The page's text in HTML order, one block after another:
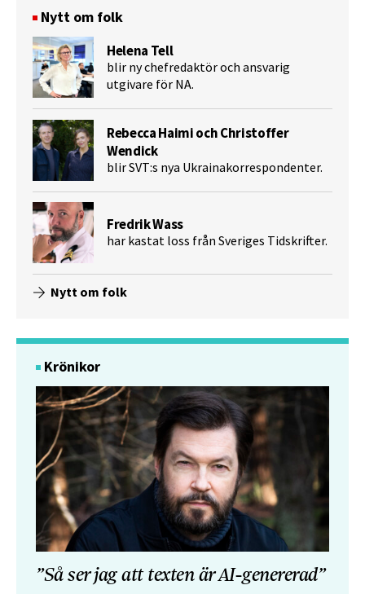
Nytt om folk
Helena Tell
blir ny chefredaktör och ansvarig
utgivare för NA.
Rebecca Haimi och Christoffer
Wendick
blir SVT:s nya Ukrainakorrespondenter.
Fredrik Wass
har kastat loss från Sveriges Tidskrifter.
Nytt om folk
Krönikor
”Så ser jag att texten är AI-genererad”